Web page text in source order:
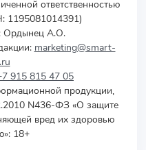
ответственностью
1195081014391)
Ордынец А.О.
marketing@smart-
915 815 47 05
продукции,
N436-ФЗ «О защите
вред их здоровью
18+